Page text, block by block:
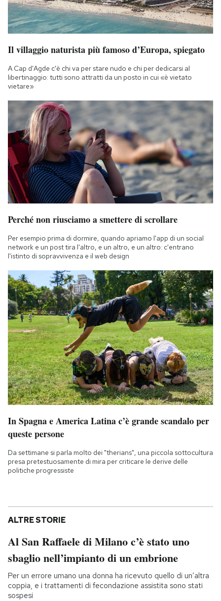
Il villaggio naturista più famoso d’Europa, spiegato
A Cap d'Agde c'è chi va per stare nudo e chi per dedicarsi al
libertinaggio: tutti sono attratti da un posto in cui «è vietato
vietare»
Perché non riusciamo a smettere di scrollare
Per esempio prima di dormire, quando apriamo l'app di un social
network e un post tira l'altro, e un altro, e un altro: c'entrano
l'istinto di sopravvivenza e il web design
In Spagna e America Latina c’è grande scandalo per
queste persone
Da settimane si parla molto dei "therians", una piccola sottocultura
presa pretestuosamente di mira per criticare le derive delle
politiche progressiste
ALTRE STORIE
Al San Raffaele di Milano c’è stato uno
sbaglio nell’impianto di un embrione
Per un errore umano una donna ha ricevuto quello di un’altra
coppia, e i trattamenti di fecondazione assistita sono stati
sospesi